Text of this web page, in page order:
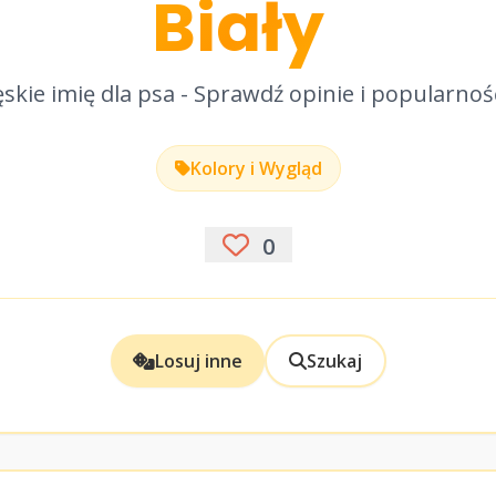
Biały
imię dla psa - Sprawdź opinie i
Kolory i Wygląd
0
Losuj inne Szukaj